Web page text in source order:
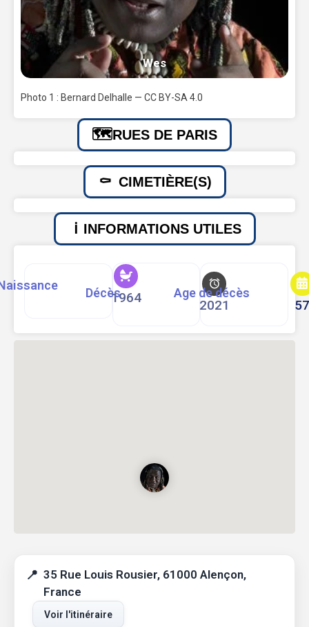
Wes
Photo 1 : Bernard Delhalle — CC BY-SA 4.0
RUES DE PARIS
CIMETIÈRE(S)
INFORMATIONS UTILES
1964
Décès
2021
Age de décès
35 Rue Louis Rousier, 61000 Alençon,
France
Voir l'itinéraire